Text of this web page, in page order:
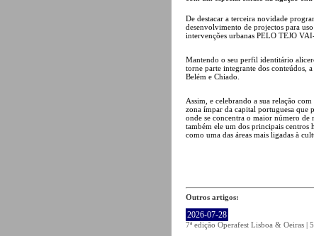
De destacar a terceira novidade
desenvolvimento de projectos para
intervenções urbanas PELO TEJO
Mantendo o seu perfil identitário
torne parte integrante dos conteúdos,
Belém e Chiado.
Assim, e celebrando a sua relação
zona ímpar da capital portuguesa que
onde se concentra o maior número de
também ele um dos principais centros
como uma das áreas mais ligadas à
Outros artigos:
2026-07-28
7ª edição Operafest Lisboa & Oeiras |